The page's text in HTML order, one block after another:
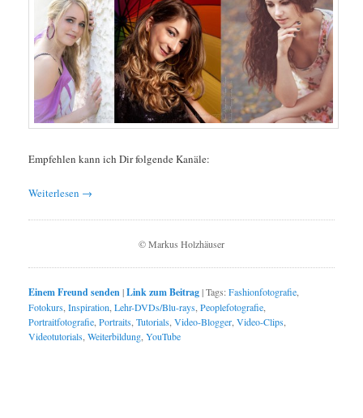
Empfehlen kann ich Dir folgende Kanäle:
Weiterlesen →
© Markus Holzhäuser
Einem Freund senden|Link zum Beitrag|Tags:Fashionfotografie,
Fotokurs, Inspiration Lehr-DVDs/Blu-rays, Peoplefotografie,
Portraitfotografie, Portraits, Tutorials, Video-Blogger, Video-Clips,
Videotutorials, Weiterbildung, YouTube